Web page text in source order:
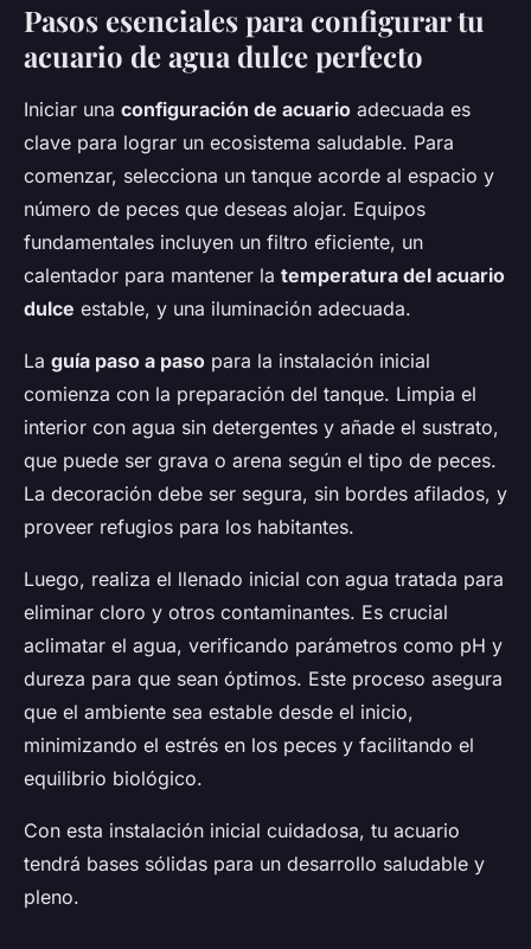
Manual Supremo: Claves
Infalibles para Mantener un
Acuario de Agua Dulce
Perfecto en tu Hogar
Sarah 11 mayo 2025 6 min de lecture
Pasos esenciales para configurar tu
acuario de agua dulce perfecto
Iniciar una configuración de acuario adecuada es
clave para lograr un ecosistema saludable. Para
comenzar, selecciona un tanque acorde al espacio y
número de peces que deseas alojar. Equipos
fundamentales incluyen un filtro eficiente, un
calentador para mantener la temperatura del acuario
dulce estable, y una iluminación adecuada.
La guía paso a paso para la instalación inicial
comienza con la preparación del tanque. Limpia el
interior con agua sin detergentes y añade el sustrato,
que puede ser grava o arena según el tipo de peces.
La decoración debe ser segura, sin bordes afilados, y
proveer refugios para los habitantes.
Luego, realiza el llenado inicial con agua tratada para
eliminar cloro y otros contaminantes. Es crucial
aclimatar el agua, verificando parámetros como pH y
dureza para que sean óptimos. Este proceso asegura
que el ambiente sea estable desde el inicio,
minimizando el estrés en los peces y facilitando el
equilibrio biológico.
Con esta instalación inicial cuidadosa, tu acuario
tendrá bases sólidas para un desarrollo saludable y
pleno.